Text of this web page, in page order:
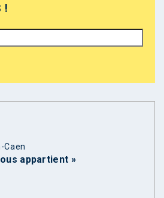
!
Caen
appartient »